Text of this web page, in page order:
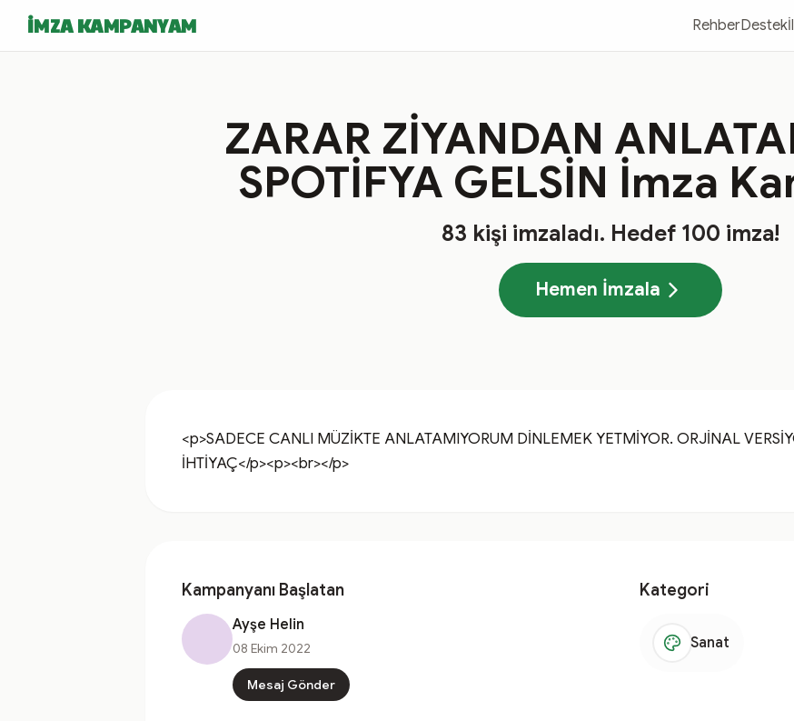
İMZA KAMPANYAM RehberDestek
ZARAR ZİYANDAN
SPOTİFYA GELSİN İmza
83 kişi imzaladı. Hedef 100 imza!
Hemen İmzala
<p>SADECE CANLI MÜZİKTE ANLATAMIYORUM DİNLEMEK YETMİYOR. ORJİNAL
İHTİYAÇ</p><p><br></p>
Kampanyanı Başlatan
Ayşe Helin
08 Ekim 2022
Mesaj Gönder
Kategori
Sanat